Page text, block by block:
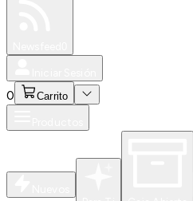
0 Carrito